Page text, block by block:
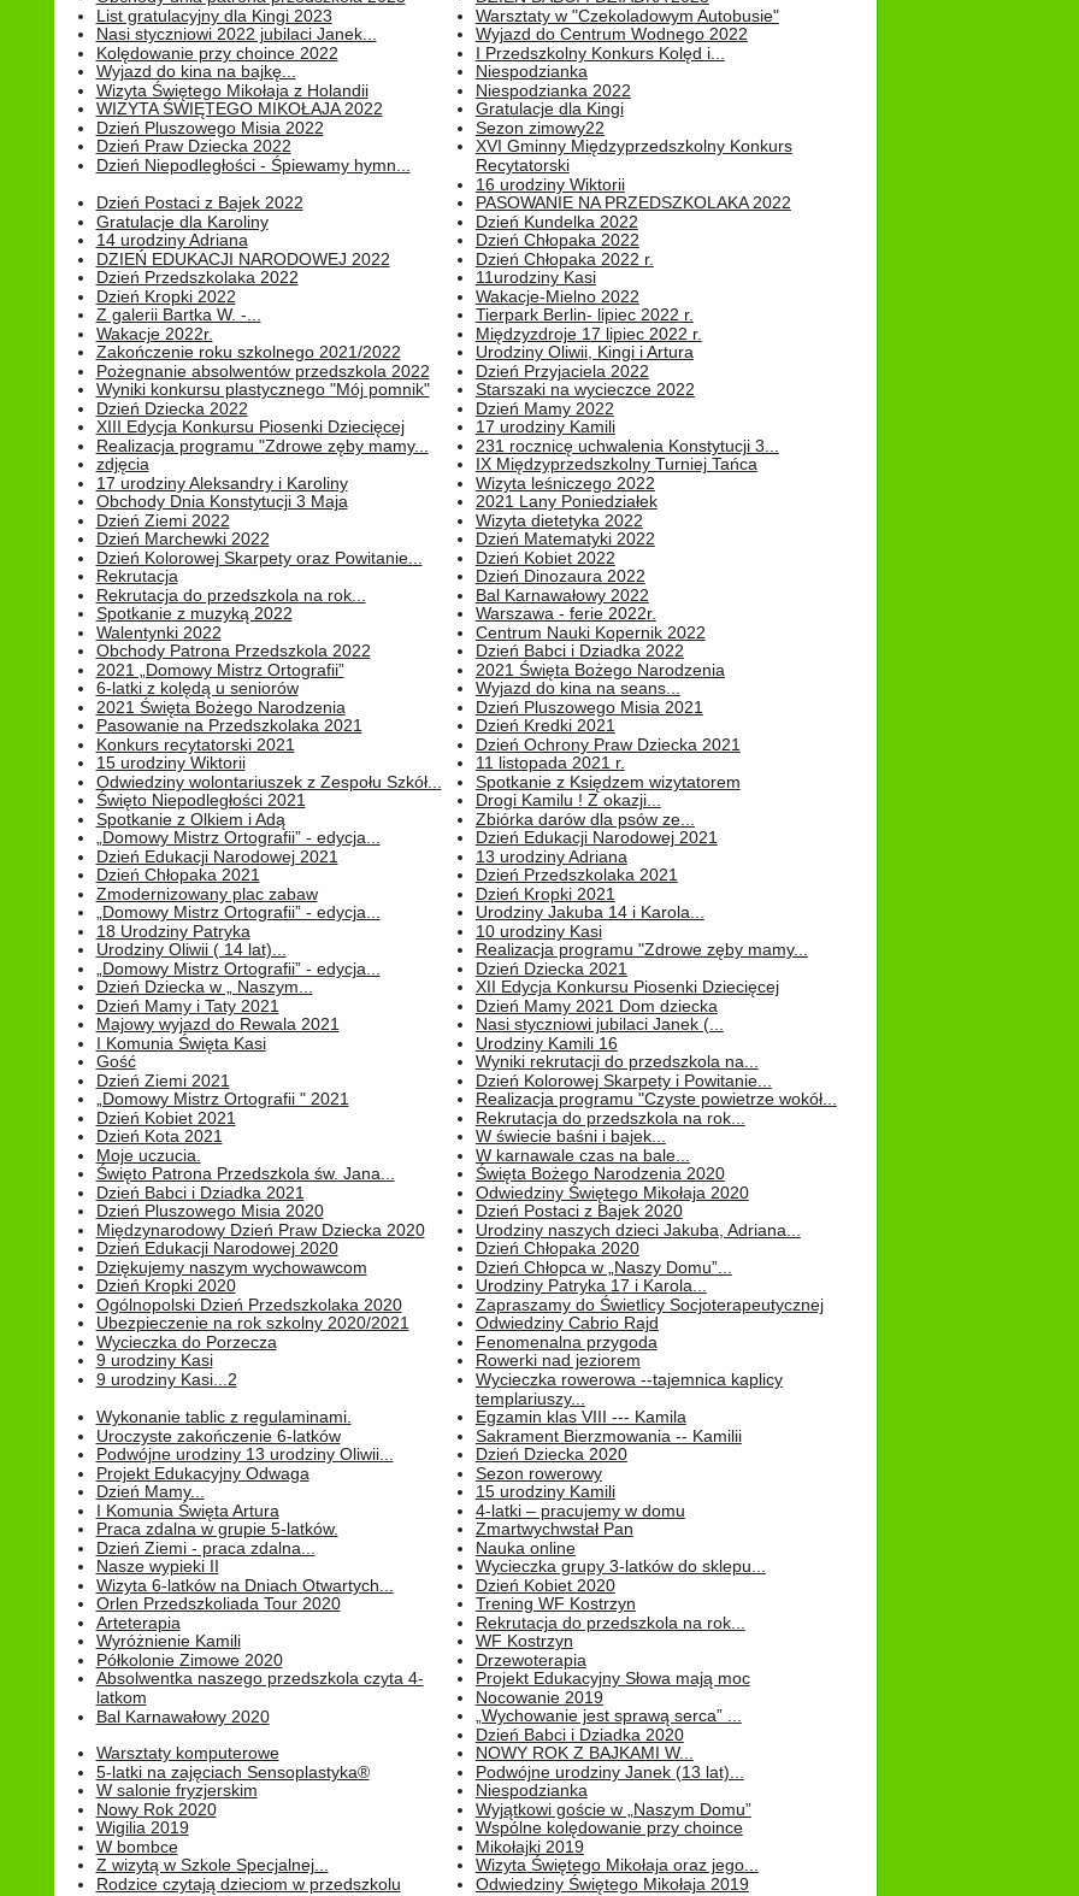
List gratulacyjny dla Kingi 2023
Warsztaty w "Czekoladowym Autobusie"
Nasi styczniowi 2022 jubilaci Janek...
Kolędowanie przy choince 2022
Wyjazd do Centrum Wodnego 2022
I Przedszkolny Konkurs Kolęd i...
Wyjazd do kina na bajkę...
Wizyta Świętego Mikołaja z Holandii
Niespodzianka
Niespodzianka 2022
WIZYTA ŚWIĘTEGO MIKOŁAJA 2022
Dzień Pluszowego Misia 2022
Gratulacje dla Kingi
Sezon zimowy22
Dzień Praw Dziecka 2022
Dzień Niepodległości - Śpiewamy hymn...
XVI Gminny Międzyprzedszkolny Konkurs
Recytatorski
16 urodziny Wiktorii
Dzień Postaci z Bajek 2022
Gratulacje dla Karoliny
PASOWANIE NA PRZEDSZKOLAKA 2022
Dzień Kundelka 2022
14 urodziny Adriana
DZIEŃ EDUKACJI NARODOWEJ 2022
Dzień Chłopaka 2022
Dzień Chłopaka 2022 r.
Dzień Przedszkolaka 2022
Dzień Kropki 2022
11urodziny Kasi
Wakacje-Mielno 2022
Z galerii Bartka W. -...
Wakacje 2022r.
Tierpark Berlin- lipiec 2022 r.
Międzyzdroje 17 lipiec 2022 r.
Zakończenie roku szkolnego 2021/2022
Pożegnanie absolwentów przedszkola 2022
Urodziny Oliwii, Kingi i Artura
Dzień Przyjaciela 2022
Wyniki konkursu plastycznego "Mój pomnik"
Dzień Dziecka 2022
Starszaki na wycieczce 2022
Dzień Mamy 2022
XIII Edycja Konkursu Piosenki Dziecięcej
Realizacja programu "Zdrowe zęby mamy...
17 urodziny Kamili
231 rocznicę uchwalenia Konstytucji 3...
zdjęcia
17 urodziny Aleksandry i Karoliny
IX Międzyprzedszkolny Turniej Tańca
Wizyta leśniczego 2022
Obchody Dnia Konstytucji 3 Maja
Dzień Ziemi 2022
2021 Lany Poniedziałek
Wizyta dietetyka 2022
Dzień Marchewki 2022
Dzień Kolorowej Skarpety oraz Powitanie...
Dzień Matematyki 2022
Dzień Kobiet 2022
Rekrutacja
Rekrutacja do przedszkola na rok...
Dzień Dinozaura 2022
Bal Karnawałowy 2022
Spotkanie z muzyką 2022
Walentynki 2022
Warszawa - ferie 2022r.
Centrum Nauki Kopernik 2022
Obchody Patrona Przedszkola 2022
2021 „Domowy Mistrz Ortografii”
Dzień Babci i Dziadka 2022
2021 Święta Bożego Narodzenia
6-latki z kolędą u seniorów
2021 Święta Bożego Narodzenia
Wyjazd do kina na seans...
Dzień Pluszowego Misia 2021
Pasowanie na Przedszkolaka 2021
Konkurs recytatorski 2021
Dzień Kredki 2021
Dzień Ochrony Praw Dziecka 2021
15 urodziny Wiktorii
Odwiedziny wolontariuszek z Zespołu Szkół...
11 listopada 2021 r.
Spotkanie z Księdzem wizytatorem
Święto Niepodległości 2021
Spotkanie z Olkiem i Adą
Drogi Kamilu ! Z okazji...
Zbiórka darów dla psów ze...
„Domowy Mistrz Ortografii” - edycja...
Dzień Edukacji Narodowej 2021
Dzień Edukacji Narodowej 2021
13 urodziny Adriana
Dzień Chłopaka 2021
Zmodernizowany plac zabaw
Dzień Przedszkolaka 2021
Dzień Kropki 2021
„Domowy Mistrz Ortografii” - edycja...
18 Urodziny Patryka
Urodziny Jakuba 14 i Karola...
10 urodziny Kasi
Urodziny Oliwii ( 14 lat)...
„Domowy Mistrz Ortografii” - edycja...
Realizacja programu "Zdrowe zęby mamy...
Dzień Dziecka 2021
Dzień Dziecka w „ Naszym...
Dzień Mamy i Taty 2021
XII Edycja Konkursu Piosenki Dziecięcej
Dzień Mamy 2021 Dom dziecka
Majowy wyjazd do Rewala 2021
I Komunia Święta Kasi
Nasi styczniowi jubilaci Janek (...
Urodziny Kamili 16
Gość
Dzień Ziemi 2021
Wyniki rekrutacji do przedszkola na...
Dzień Kolorowej Skarpety i Powitanie...
„Domowy Mistrz Ortografii " 2021
Dzień Kobiet 2021
Realizacja programu "Czyste powietrze wokół...
Rekrutacja do przedszkola na rok...
Dzień Kota 2021
Moje uczucia.
W świecie baśni i bajek...
W karnawale czas na bale...
Święto Patrona Przedszkola św. Jana...
Dzień Babci i Dziadka 2021
Święta Bożego Narodzenia 2020
Odwiedziny Świętego Mikołaja 2020
Dzień Pluszowego Misia 2020
Międzynarodowy Dzień Praw Dziecka 2020
Dzień Postaci z Bajek 2020
Urodziny naszych dzieci Jakuba, Adriana...
Dzień Edukacji Narodowej 2020
Dziękujemy naszym wychowawcom
Dzień Chłopaka 2020
Dzień Chłopca w „Naszy Domu”...
Dzień Kropki 2020
Ogólnopolski Dzień Przedszkolaka 2020
Urodziny Patryka 17 i Karola...
Zapraszamy do Świetlicy Socjoterapeutycznej
Ubezpieczenie na rok szkolny 2020/2021
Wycieczka do Porzecza
Odwiedziny Cabrio Rajd
Fenomenalna przygoda
9 urodziny Kasi
9 urodziny Kasi...2
Rowerki nad jeziorem
Wycieczka rowerowa --tajemnica kaplicy
templariuszy...
Wykonanie tablic z regulaminami.
Uroczyste zakończenie 6-latków
Egzamin klas VIII --- Kamila
Sakrament Bierzmowania -- Kamilii
Podwójne urodziny 13 urodziny Oliwii...
Projekt Edukacyjny Odwaga
Dzień Dziecka 2020
Sezon rowerowy
Dzień Mamy...
I Komunia Święta Artura
15 urodziny Kamili
4-latki – pracujemy w domu
Praca zdalna w grupie 5-latków.
Dzień Ziemi - praca zdalna...
Zmartwychwstał Pan
Nauka online
Nasze wypieki II
Wizyta 6-latków na Dniach Otwartych...
Wycieczka grupy 3-latków do sklepu...
Dzień Kobiet 2020
Orlen Przedszkoliada Tour 2020
Arteterapia
Trening WF Kostrzyn
Rekrutacja do przedszkola na rok...
Wyróżnienie Kamili
Półkolonie Zimowe 2020
WF Kostrzyn
Drzewoterapia
Absolwentka naszego przedszkola czyta 4-
latkom
Bal Karnawałowy 2020
Projekt Edukacyjny Słowa mają moc
Nocowanie 2019
„Wychowanie jest sprawą serca” ...
Dzień Babci i Dziadka 2020
Warsztaty komputerowe
5-latki na zajęciach Sensoplastyka®
NOWY ROK Z BAJKAMI W...
Podwójne urodziny Janek (13 lat)...
W salonie fryzjerskim
Nowy Rok 2020
Niespodzianka
Wyjątkowi goście w „Naszym Domu”
Wigilia 2019
W bombce
Wspólne kolędowanie przy choince
Mikołajki 2019
Z wizytą w Szkole Specjalnej...
Rodzice czytają dzieciom w przedszkolu
Wizyta Świętego Mikołaja oraz jego...
Odwiedziny Świętego Mikołaja 2019